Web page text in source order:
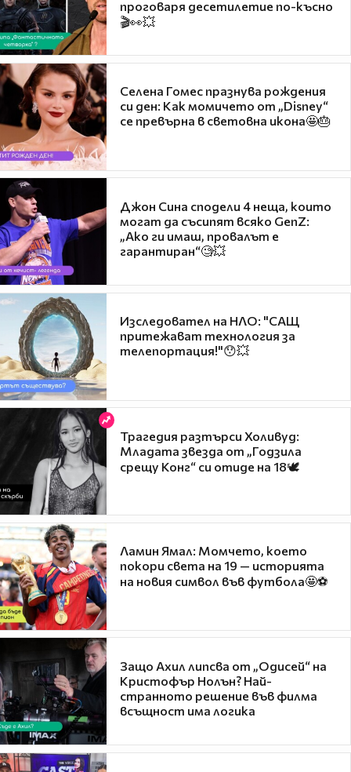
проговаря десетилетие по-късно
🎬👀💥
Селена Гомес празнува рождения
си ден: Как момичето от „Disney“
се превърна в световна икона🤩🎂
Джон Сина сподели 4 неща, които
могат да съсипят всяко GenZ:
„Ако ги имаш, провалът е
гарантиран“🧐💥
Изследовател на НЛО: "САЩ
притежават технология за
телепортация!"😯💥
Трагедия разтърси Холивуд:
Младата звезда от „Годзила
срещу Конг“ си отиде на 18🕊️
Ламин Ямал: Момчето, което
покори света на 19 — историята
на новия символ във футбола🤩⚽
Защо Ахил липсва от „Одисей“ на
Кристофър Нолън? Най-
странното решение във филма
всъщност има логика